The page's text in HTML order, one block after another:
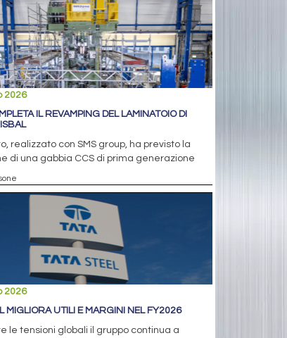
2026
IL REVAMPING DEL LAMINATOIO DI
realizzato con SMS group, ha previsto la
di una gabbia CCS di prima generazione
2026
MIGLIORA UTILI E MARGINI NEL FY2026
le tensioni globali il gruppo continua a